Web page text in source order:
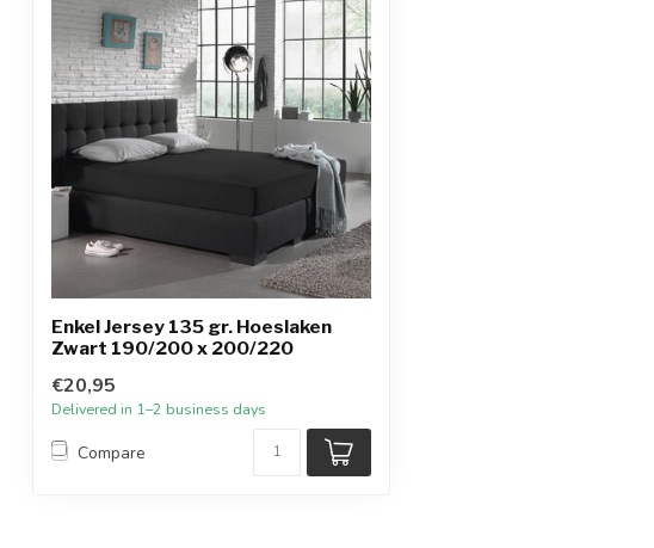
Enkel Jersey 135 gr. Hoeslaken
Zwart 190/200 x 200/220
€20,95
Delivered in 1–2 business days
Compare